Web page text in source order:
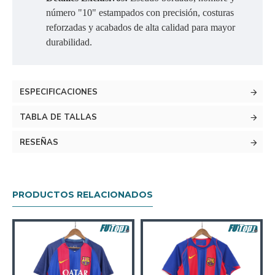
número "10" estampados con precisión, costuras
reforzadas y acabados de alta calidad para mayor
durabilidad.
ESPECIFICACIONES
TABLA DE TALLAS
RESEÑAS
PRODUCTOS RELACIONADOS